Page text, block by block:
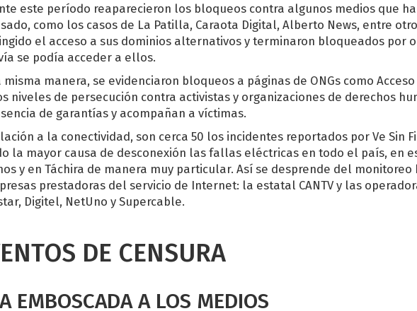
este período reaparecieron los bloqueos contra algunos medios que
como los casos de La Patilla, Caraota Digital, Alberto News, entre
el acceso a sus dominios alternativos y terminaron bloqueados por
se podía acceder a ellos.
misma manera, se evidenciaron bloqueos a páginas de ONGs como
niveles de persecución contra activistas y organizaciones de derechos
de garantías y acompañan a víctimas.
a la conectividad, son cerca 50 los incidentes reportados por Ve Sin
la mayor causa de desconexión las fallas eléctricas en todo el país, en
y en Táchira de manera muy particular. Así se desprende del
prestadoras del servicio de Internet: la estatal CANTV y las
Digitel, NetUno y Supercable.
DE CENSURA
EMBOSCADA A LOS MEDIOS